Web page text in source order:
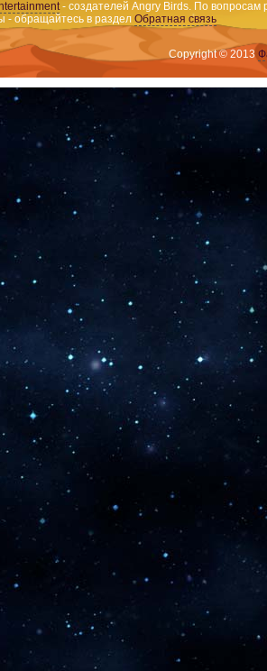
- создателей Angry Birds. По вопросам
- обращайтесь в раздел Обратная связь
Copyright © 2013